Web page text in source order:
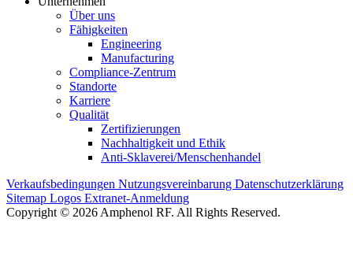
Über uns
Fähigkeiten
Engineering
Manufacturing
Compliance-Zentrum
Standorte
Karriere
Qualität
Zertifizierungen
Nachhaltigkeit und Ethik
Anti-Sklaverei/Menschenhandel
Verkaufsbedingungen Nutzungsvereinbarung Datenschutzerklärung
Sitemap Logos Extranet-Anmeldung
Copyright © 2026 Amphenol RF. All Rights Reserved.